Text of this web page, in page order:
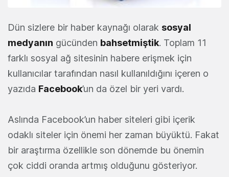
Dün sizlere bir haber kaynağı olarak sosyal
medyanın gücünden bahsetmiştik. Toplam 11
farklı sosyal ağ sitesinin habere erişmek için
kullanıcılar tarafından nasıl kullanıldığını içeren o
yazıda Facebook’un da özel bir yeri vardı.
Aslında Facebook’un haber siteleri gibi içerik
odaklı siteler için önemi her zaman büyüktü. Fakat
bir araştırma özellikle son dönemde bu önemin
çok ciddi oranda artmış olduğunu gösteriyor.